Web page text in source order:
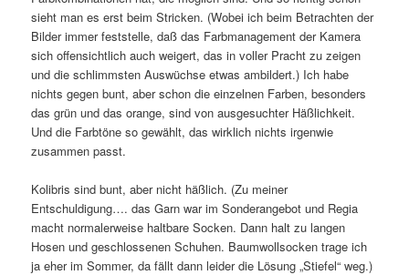
sieht man es erst beim Stricken. (Wobei ich beim Betrachten der
Bilder immer feststelle, daß das Farbmanagement der Kamera
sich offensichtlich auch weigert, das in voller Pracht zu zeigen
und die schlimmsten Auswüchse etwas ambildert.) Ich habe
nichts gegen bunt, aber schon die einzelnen Farben, besonders
das grün und das orange, sind von ausgesuchter Häßlichkeit.
Und die Farbtöne so gewählt, das wirklich nichts irgenwie
zusammen passt.
Kolibris sind bunt, aber nicht häßlich. (Zu meiner
Entschuldigung…. das Garn war im Sonderangebot und Regia
macht normalerweise haltbare Socken. Dann halt zu langen
Hosen und geschlossenen Schuhen. Baumwollsocken trage ich
ja eher im Sommer, da fällt dann leider die Lösung „Stiefel“ weg.)